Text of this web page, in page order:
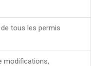
tous les permis
modifications,